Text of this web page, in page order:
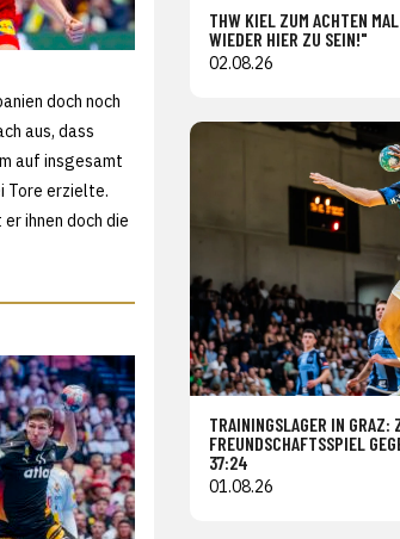
doch noch
aus, dass
auf insgesamt
Tore erzielte.
ihnen doch die
THW KIEL ZUM ACHTEN
WIEDER HIER ZU SEIN!"
02.08.26
TRAININGSLAGER IN GRAZ:
FREUNDSCHAFTSSPIEL
37:24
01.08.26